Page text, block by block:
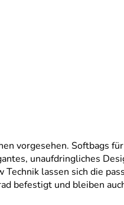
vorgesehen. Softbags
unaufdringliches
lassen sich die
befestigt und bleiben